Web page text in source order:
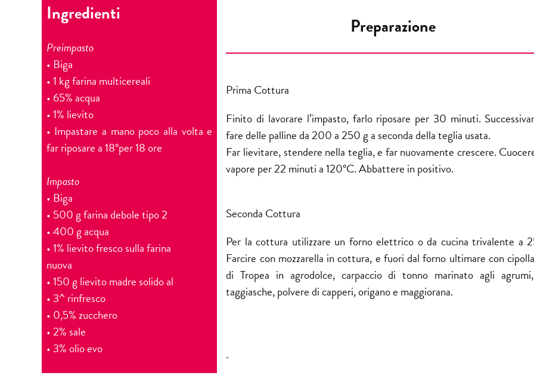
Ingredienti
Preimpasto
• Biga
• 1 kg farina multicereali
• 65% acqua
• 1% lievito
• Impastare a mano poco alla volta e
far riposare a 18°per 18 ore
Impasto
• Biga
• 500 g farina debole tipo 2
• 400 g acqua
• 1% lievito fresco sulla farina
nuova
• 150 g lievito madre solido al
• 3^ rinfresco
• 0,5% zucchero
• 2% sale
• 3% olio evo
Preparazione
Prima Cottura
Finito di lavorare l’impasto, farlo riposare per 30 minuti.
fare delle palline da 200 a 250 g a seconda della teglia usata.
Far lievitare, stendere nella teglia, e far nuovamente crescere.
vapore per 22 minuti a 120°C. Abbattere in positivo.
Seconda Cottura
Per la cottura utilizzare un forno elettrico o da cucina trivalente a
Farcire con mozzarella in cottura, e fuori dal forno ultimare con
diTropea in agrodolce, carpaccio di tonno marinato agli
taggiasche, polvere di capperi, origano e maggiorana.